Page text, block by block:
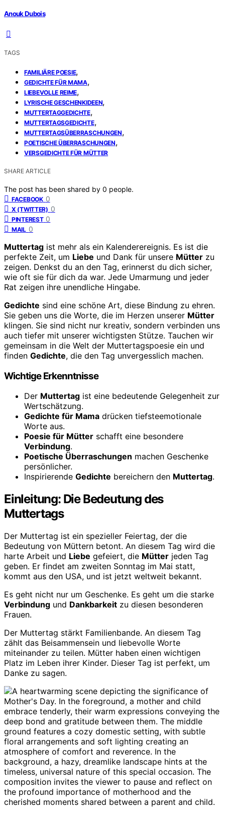
Anouk Dubois
TAGS
FAMILIÄRE POESIE,
GEDICHTE FÜR MAMA,
LIEBEVOLLE REIME,
LYRISCHE GESCHENKIDEEN,
MUTTERTAGGEDICHTE,
MUTTERTAGSGEDICHTE,
MUTTERTAGSÜBERRASCHUNGEN,
POETISCHE ÜBERRASCHUNGEN,
VERSGEDICHTE FÜR MÜTTER
SHARE ARTICLE
The post has been shared by 0 people.
FACEBOOK 0
X (TWITTER) 0
PINTEREST 0
MAIL 0
Muttertag ist mehr als ein Kalenderereignis. Es ist die
perfekte Zeit, um Liebe und Dank für unsere Mütter zu
zeigen. Denkst du an den Tag, erinnerst du dich sicher,
wie oft sie für dich da war. Jede Umarmung und jeder
Rat zeigen ihre unendliche Hingabe.
Gedichte sind eine schöne Art, diese Bindung zu ehren.
Sie geben uns die Worte, die im Herzen unserer Mütter
klingen. Sie sind nicht nur kreativ, sondern verbinden uns
auch tiefer mit unserer wichtigsten Stütze. Tauchen wir
gemeinsam in die Welt der Muttertagspoesie ein und
finden Gedichte, die den Tag unvergesslich machen.
Wichtige Erkenntnisse
Der Muttertag ist eine bedeutende Gelegenheit zur
Wertschätzung.
Gedichte für Mama drücken tiefsteemotionale
Worte aus.
Poesie für Mütter schafft eine besondere
Verbindung.
Poetische Überraschungen machen Geschenke
persönlicher.
Inspirierende Gedichte bereichern den Muttertag.
Einleitung: Die Bedeutung des
Muttertags
Der Muttertag ist ein spezieller Feiertag, der die
Bedeutung von Müttern betont. An diesem Tag wird die
harte Arbeit und Liebe gefeiert, die Mütter jeden Tag
geben. Er findet am zweiten Sonntag im Mai statt,
kommt aus den USA, und ist jetzt weltweit bekannt.
Es geht nicht nur um Geschenke. Es geht um die starke
Verbindung und Dankbarkeit zu diesen besonderen
Frauen.
Der Muttertag stärkt Familienbande. An diesem Tag
zählt das Beisammensein und liebevolle Worte
miteinander zu teilen. Mütter haben einen wichtigen
Platz im Leben ihrer Kinder. Dieser Tag ist perfekt, um
Danke zu sagen.